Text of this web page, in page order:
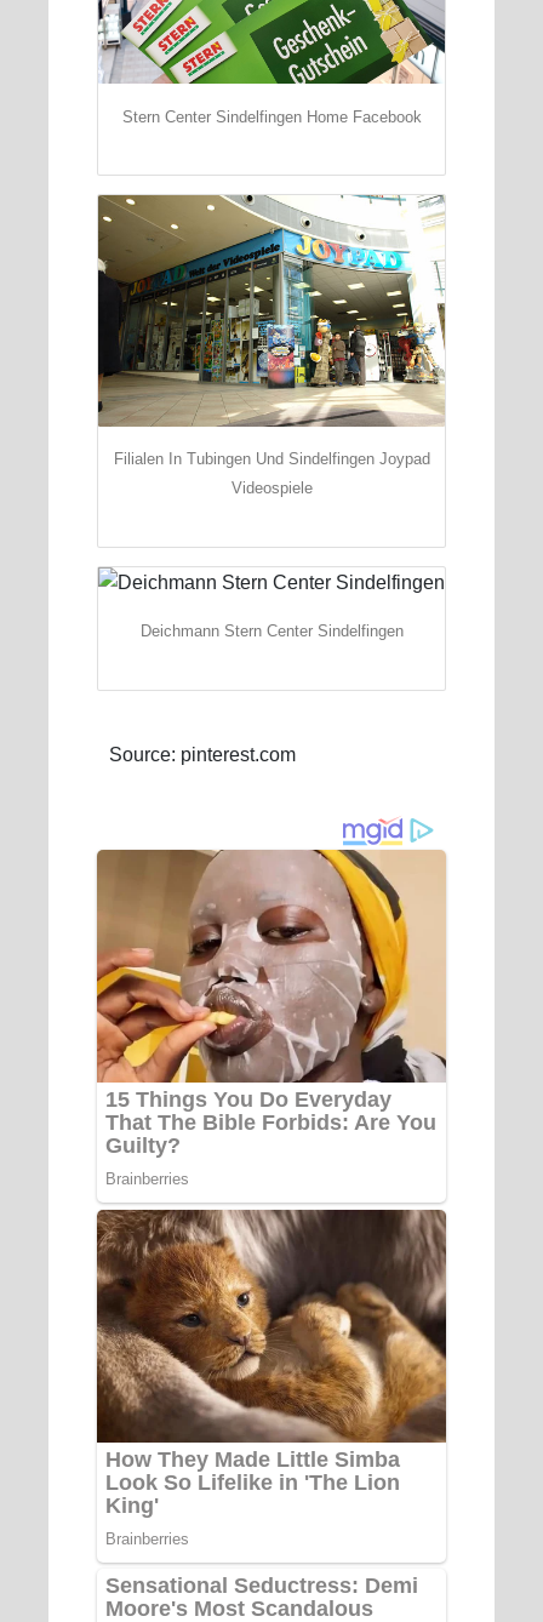
Stern Center Sindelfingen Home Facebook
Filialen In Tubingen Und Sindelfingen Joypad
Videospiele
Deichmann Stern Center Sindelfingen
Source: pinterest.com